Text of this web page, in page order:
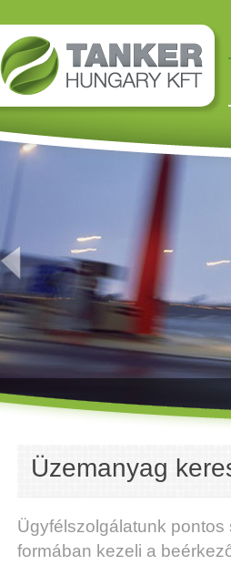
Üzemanyag
Ügyfélszolgálatunk
formában kezeli a